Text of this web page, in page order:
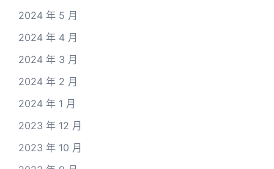
2024 年 5 月
2024 年 4 月
2024 年 3 月
2024 年 2 月
2024 年 1 月
2023 年 12 月
2023 年 10 月